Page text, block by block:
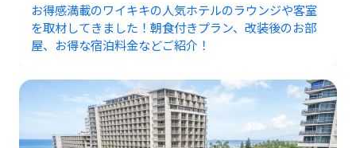
お得感満載のワイキキの人気ホテルのラウンジや客室
を取材してきました！朝食付きプラン、改装後のお部
屋、お得な宿泊料金などご紹介！